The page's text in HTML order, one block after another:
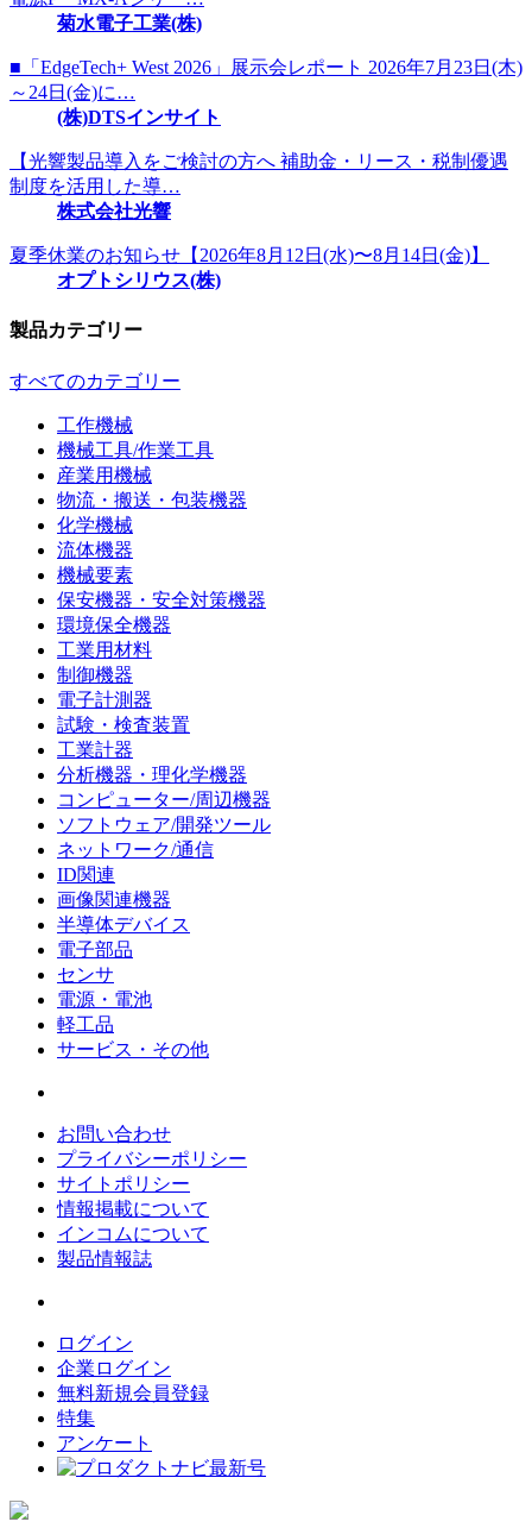
菊水電子工業(株)
■「EdgeTech+ West 2026」展示会レポート 2026年7月23日(木)
～24日(金)に…
(株)DTSインサイト
【光響製品導入をご検討の方へ 補助金・リース・税制優遇
制度を活用した導…
株式会社光響
夏季休業のお知らせ【2026年8月12日(水)〜8月14日(金)】
オプトシリウス(株)
製品カテゴリー
すべてのカテゴリー
工作機械
機械工具/作業工具
産業用機械
物流・搬送・包装機器
化学機械
流体機器
機械要素
保安機器・安全対策機器
環境保全機器
工業用材料
制御機器
電子計測器
試験・検査装置
工業計器
分析機器・理化学機器
コンピューター/周辺機器
ソフトウェア/開発ツール
ネットワーク/通信
ID関連
画像関連機器
半導体デバイス
電子部品
センサ
電源・電池
軽工品
サービス・その他
お問い合わせ
プライバシーポリシー
サイトポリシー
情報掲載について
インコムについて
製品情報誌
ログイン
企業ログイン
無料新規会員登録
特集
アンケート